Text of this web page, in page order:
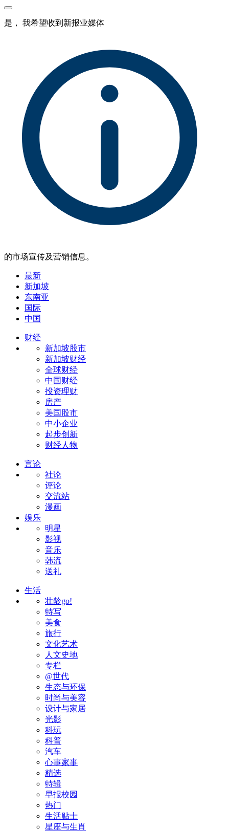
是， 我希望收到新报业媒体
的市场宣传及营销信息。
最新
新加坡
东南亚
国际
中国
财经
新加坡股市
新加坡财经
全球财经
中国财经
投资理财
房产
美国股市
中小企业
起步创新
财经人物
言论
社论
评论
交流站
漫画
娱乐
明星
影视
音乐
韩流
送礼
生活
壮龄go!
特写
美食
旅行
文化艺术
人文史地
专栏
@世代
生态与环保
时尚与美容
设计与家居
光影
科玩
科普
汽车
心事家事
精选
特辑
早报校园
热门
生活贴士
星座与生肖